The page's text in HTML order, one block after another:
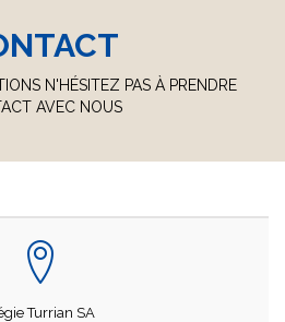
N'HÉSITEZ PAS À PRENDRE
AVEC NOUS
Turrian SA